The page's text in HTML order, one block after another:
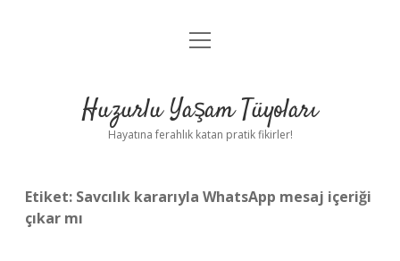
Anasayfa
Yasal Uyarı
menüyü
Huzurlu Yaşam Tüyoları
Hayatına ferahlık katan pratik fikirler!
Etiket: Savcılık kararıyla WhatsApp mesaj içeriği
çıkar mı